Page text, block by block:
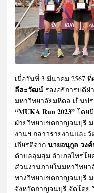
เมื่อวันที่ 3 มีนาคม 2567
ลีละวัฒน์ รองอธิการบดีฝ่
มหาวิทยาลัยมหิดล เป็นป
“MUKA Run 2023” โดยมี
ฝ่ายวิทยาเขตกาญจนบุรี
งานฯ กล่าวรายงานและ
เกียรติจาก นายอนุกูล วง
ตำบลลุ่มสุ่ม อำเภอไทรโ
ส่วนงานภายในมหาวิทยา
ทางวิทยาเขตกาญจนบุรี
จังหวัดกาญจนบุรี จัดโดย